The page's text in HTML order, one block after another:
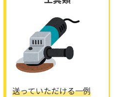
送っていただける一例